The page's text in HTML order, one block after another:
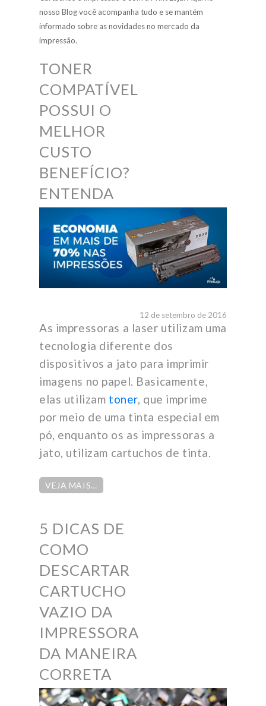
nosso Blog você acompanha tudo e se mantém
informado sobre as novidades no mercado da
impressão.
TONER
COMPATÍVEL
POSSUI O
MELHOR
CUSTO
BENEFÍCIO?
ENTENDA
12 de setembro de 2016
As impressoras a laser utilizam uma
tecnologia diferente dos
dispositivos a jato para imprimir
imagens no papel. Basicamente,
elas utilizam toner, que imprime
por meio de uma tinta especial em
pó, enquanto os as impressoras a
jato, utilizam cartuchos de tinta.
VEJA MAIS…
5 DICAS DE
COMO
DESCARTAR
CARTUCHO
VAZIO DA
IMPRESSORA
DA MANEIRA
CORRETA